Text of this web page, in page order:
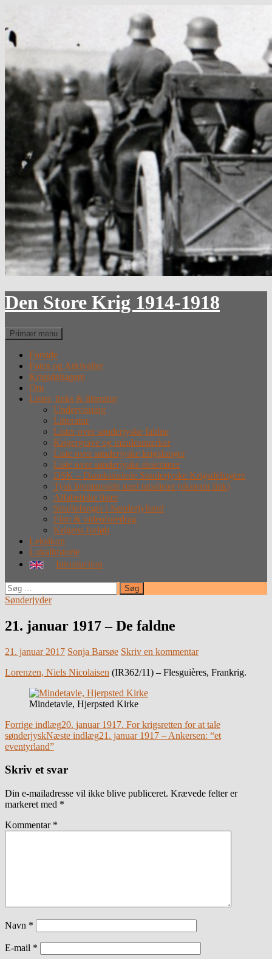
indhold
Den Store Krig 1914-1918
Søg
Primær menu
Forside
Fotos og Arkivalier
Krigsdeltagere
Om
Lister, links & litteratur
Undervisning
Litteratur
Lister over sønderjyske faldne
Krigergrave og mindesmærker
Liste over sønderjyske krigsfanger
Liste over sønderjyske desertører
DSK – Dansksindede Sønderjyske Krigsdeltagere
Tysk hjemmeside med tabslister (eksternt link)
Alfabetiske lister
Straffefanger i Sønderjylland
Film & videoforedrag
Krigens forløb
Leksikon
Lokalhistorie
Introduction
Søg
efter:
Sønderjyder
21. januar 1917 – De faldne
21. januar 2017 Sonja Barsøe Skriv en kommentar
Lorenzen, Niels Nicolaisen (IR362/11) – Flesguières, Frankrig.
Mindetavle, Hjerpsted Kirke
Indlægsnavigation
Forrige indlæg20. januar 1917. For krigsretten for at tale
sønderjyskNæste indlæg21. januar 1917 – Ankersen: “et
eventyrland”
Skriv et svar
Din e-mailadresse vil ikke blive publiceret. Krævede felter er
markeret med *
Kommentar *
Navn *
E-mail *